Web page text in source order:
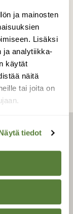
ja mainosten
Lisäksi
ja analytiikka-
käytät
näitä
tai joita on
tiedot
Luonto